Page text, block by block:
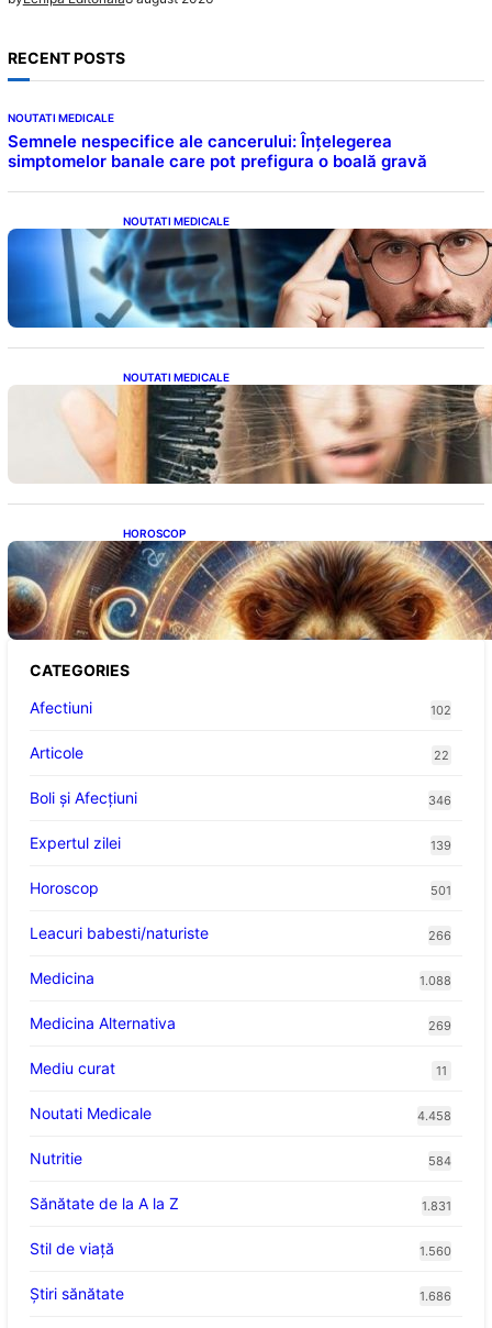
RECENT POSTS
NOUTATI MEDICALE
Semnele nespecifice ale cancerului: Înțelegerea
simptomelor banale care pot prefigura o boală gravă
NOUTATI MEDICALE
Inteligența dincolo de note: Semnele unui IQ
ridicat care nu țin de școală
NOUTATI MEDICALE
Semnele unei deficiențe de proteine:
Impactul asupra sănătății tale
HOROSCOP
Portalul Leului 8/8: Oportunități de
Abundență pentru Cinci Zodii în 2026
CATEGORIES
Afectiuni
102
Articole 22
Boli și Afecțiuni 346
Expertul zilei 139
Horoscop 501
Leacuri babesti/naturiste 266
Medicina 1.088
Medicina Alternativa 269
Mediu curat 11
Noutati Medicale 4.458
Nutritie 584
Sănătate de la A la Z 1.831
Stil de viaţă 1.560
Ştiri sănătate 1.686